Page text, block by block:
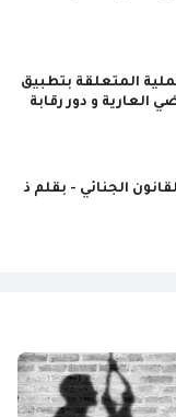
المتعلقة بتطبيق
العارية و دور رقابة
الفصل 570 من القانون الجنائي - بقلم ذ